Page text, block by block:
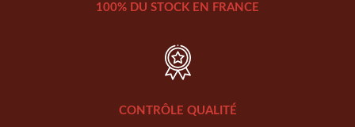
100% DU STOCK EN FRANCE
CONTRÔLE QUALITÉ